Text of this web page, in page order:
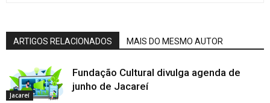
ARTIGOS RELACIONADOS MAIS DO MESMO AUTOR
Jacareí
Fundação Cultural divulga agenda de
junho de Jacareí